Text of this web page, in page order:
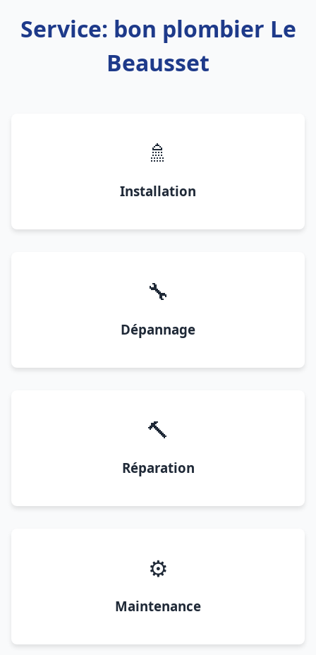
Service: bon plombier Le
Beausset
🚿
Installation
🔧
Dépannage
🔨
Réparation
⚙️
Maintenance